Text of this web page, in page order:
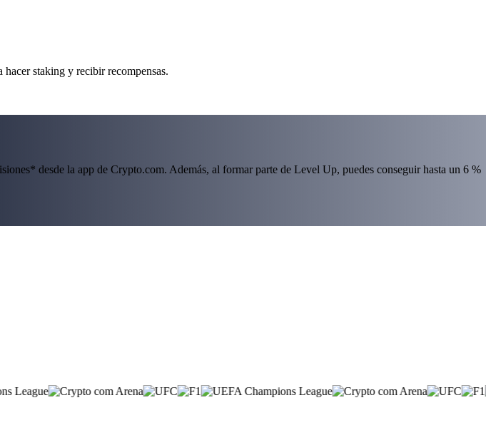
staking y recibir recompensas.
desde la app de Crypto.com. Además, al formar parte de Level Up, puedes conseguir hasta un 6 %